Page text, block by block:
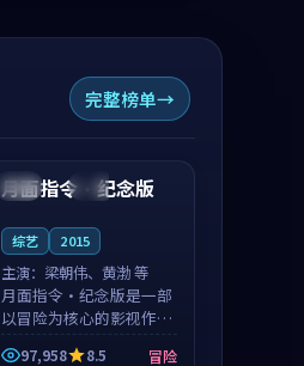
完整榜单
英国 热播
99:22
月面指令·纪念版
综艺 2015
主演： 梁朝伟、黄渤 等
月面指令·纪念版是一部
以冒险为核心的影视作
品，围绕危机、反转与人
97,958 8.5 冒险